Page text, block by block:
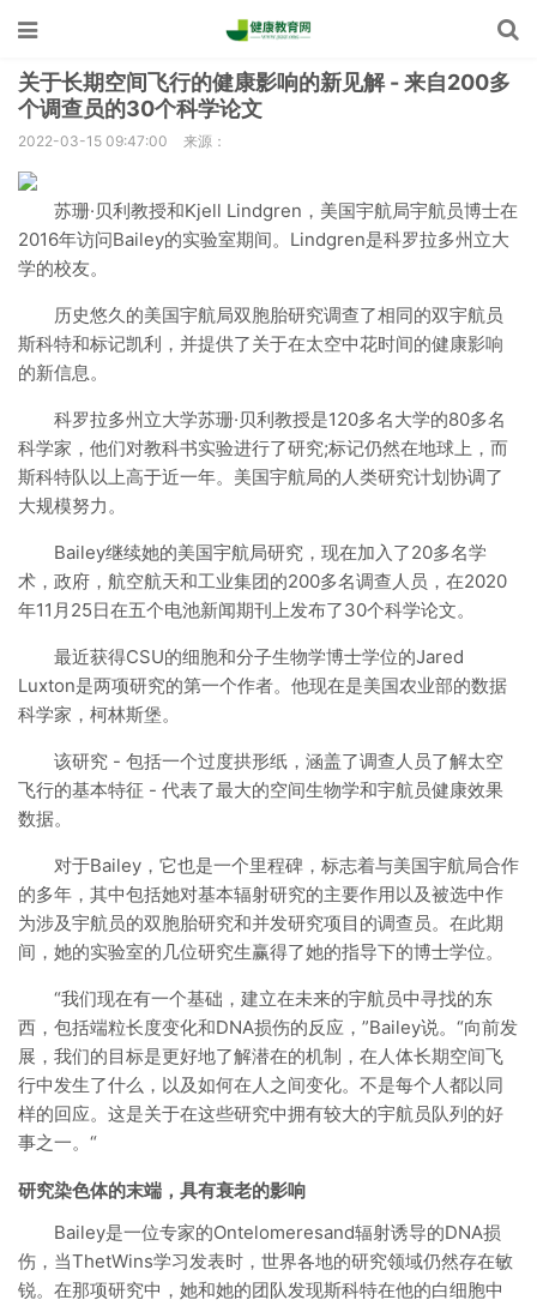
关于长期空间飞行的健康影响的新见解 - 来自200多
个调查员的30个科学论文
2022-03-15 09:47:00 来源：
苏珊·贝利教授和Kjell Lindgren，美国宇航局宇航员博士在
2016年访问Bailey的实验室期间。Lindgren是科罗拉多州立大
学的校友。
历史悠久的美国宇航局双胞胎研究调查了相同的双宇航员
斯科特和标记凯利，并提供了关于在太空中花时间的健康影响
的新信息。
科罗拉多州立大学苏珊·贝利教授是120多名大学的80多名
科学家，他们对教科书实验进行了研究;标记仍然在地球上，而
斯科特队以上高于近一年。美国宇航局的人类研究计划协调了
大规模努力。
Bailey继续她的美国宇航局研究，现在加入了20多名学
术，政府，航空航天和工业集团的200多名调查人员，在2020
年11月25日在五个电池新闻期刊上发布了30个科学论文。
最近获得CSU的细胞和分子生物学博士学位的Jared
Luxton是两项研究的第一个作者。他现在是美国农业部的数据
科学家，柯林斯堡。
该研究 - 包括一个过度拱形纸，涵盖了调查人员了解太空
飞行的基本特征 - 代表了最大的空间生物学和宇航员健康效果
数据。
对于Bailey，它也是一个里程碑，标志着与美国宇航局合作
的多年，其中包括她对基本辐射研究的主要作用以及被选中作
为涉及宇航员的双胞胎研究和并发研究项目的调查员。在此期
间，她的实验室的几位研究生赢得了她的指导下的博士学位。
“我们现在有一个基础，建立在未来的宇航员中寻找的东
西，包括端粒长度变化和DNA损伤的反应，”Bailey说。“向前发
展，我们的目标是更好地了解潜在的机制，在人体长期空间飞
行中发生了什么，以及如何在人之间变化。不是每个人都以同
样的回应。这是关于在这些研究中拥有较大的宇航员队列的好
事之一。“
研究染色体的末端，具有衰老的影响
Bailey是一位专家的Ontelomeresand辐射诱导的DNA损
伤，当ThetWins学习发表时，世界各地的研究领域仍然存在敏
锐。在那项研究中，她和她的团队发现斯科特在他的白细胞中